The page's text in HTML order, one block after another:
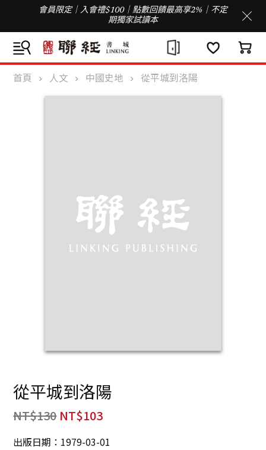
會員限定｜入會禮$100｜點數回饋最高享2%｜不定
期獨家試讀本
首頁 人文 中國史地 從平城到洛陽
從平城到洛陽
NT$130 NT$103
出版日期：1979-03-01